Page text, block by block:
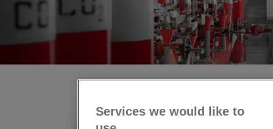
Services we would like to